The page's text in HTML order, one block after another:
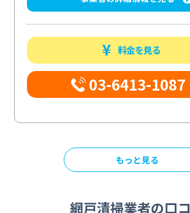
料金を見る
03-6413-1087
もっと見る
網戸清掃業者の口